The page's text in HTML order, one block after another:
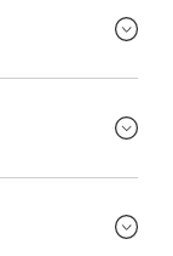
出やすいんだ。ち
みたい。深く関わ
ルは避けていた話